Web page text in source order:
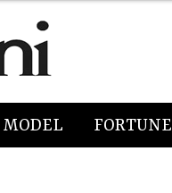
MODEL FORTUNE